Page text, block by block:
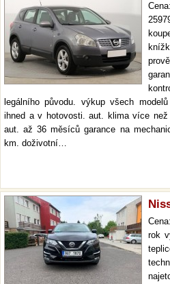
Cena:
legálního původu. výkup všech
ihned a v hotovosti. aut. klima více
aut. až 36 měsíců garance na
km. doživotní…
rok